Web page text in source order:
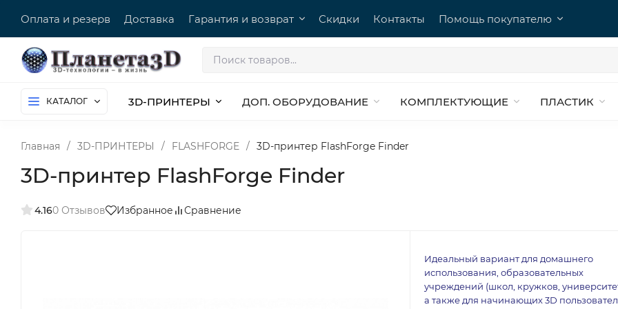
Оплата и резерв Доставка Гарантия и возврат Скидки Контакты Помощь покупателю
КАТАЛОГ 3D-ПРИНТЕРЫ ДОП. ОБОРУДОВАНИЕ КОМПЛЕКТУЮЩИЕ ПЛАСТИК
Главная / 3D-ПРИНТЕРЫ / FLASHFORGE / 3D-принтер FlashForge Finder
3D-принтер FlashForge Finder
4.160 Отзывов Избранное Сравнение
Идеальный вариант для домашнего
использования, образовательных
учреждений (школ, кружков,
а также для начинающих 3D